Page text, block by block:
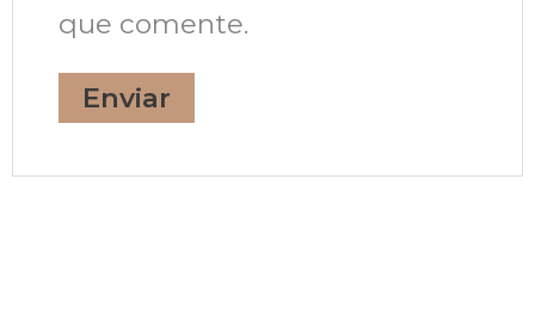
que comente.